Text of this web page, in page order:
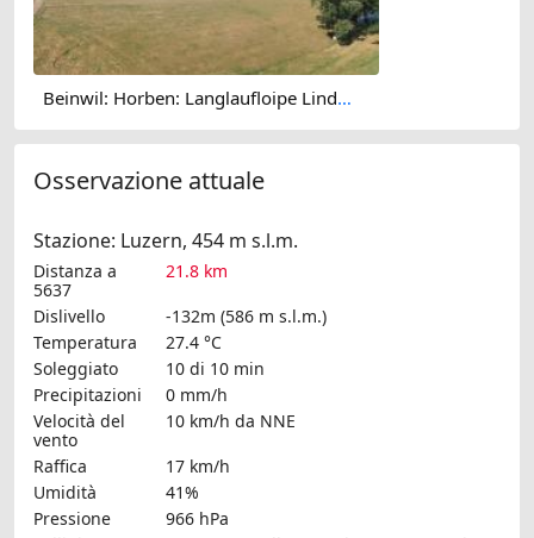
Beinwil: Horben: Langlaufloipe Lindenberg
Osservazione attuale
Stazione: Luzern, 454 m s.l.m.
Distanza a
5637
21.8 km
Dislivello
-132m (586 m s.l.m.)
Temperatura
27.4 °C
Soleggiato
10 di 10 min
Precipitazioni
0 mm/h
Velocità del
vento
10 km/h da NNE
Raffica
17 km/h
Umidità
41%
Pressione
966 hPa